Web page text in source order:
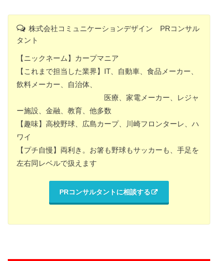
株式会社コミュニケーションデザイン PRコンサル
タント
【ニックネーム】カープマニア
【これまで担当した業界】IT、自動車、食品メーカー、
飲料メーカー、自治体、
医療、家電メーカー、レジャ
ー施設、金融、教育、他多数
【趣味】高校野球、広島カープ、川崎フロンターレ、ハ
ワイ
【プチ自慢】両利き。お箸も野球もサッカーも、手足を
左右同レベルで扱えます
PRコンサルタントに相談する